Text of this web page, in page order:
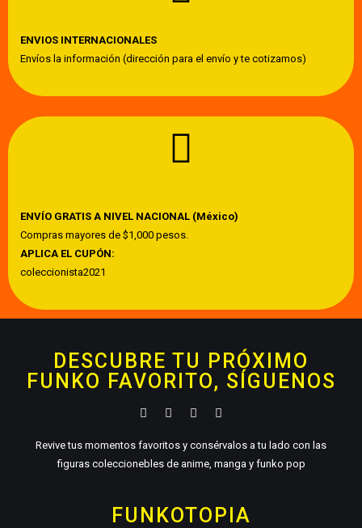
ENVIOS INTERNACIONALES
Envíos la información (dirección para el envío y te cotizamos)
ENVÍO GRATIS A NIVEL NACIONAL (México)
Compras mayores de $1,000 pesos.
APLICA EL CUPÓN:
coleccionista2021
DESCUBRE TU PRÓXIMO
FUNKO FAVORITO, SÍGUENOS
Revive tus momentos favoritos y consérvalos a tu lado con las
figuras coleccionebles de anime, manga y funko pop
FUNKOTOPIA